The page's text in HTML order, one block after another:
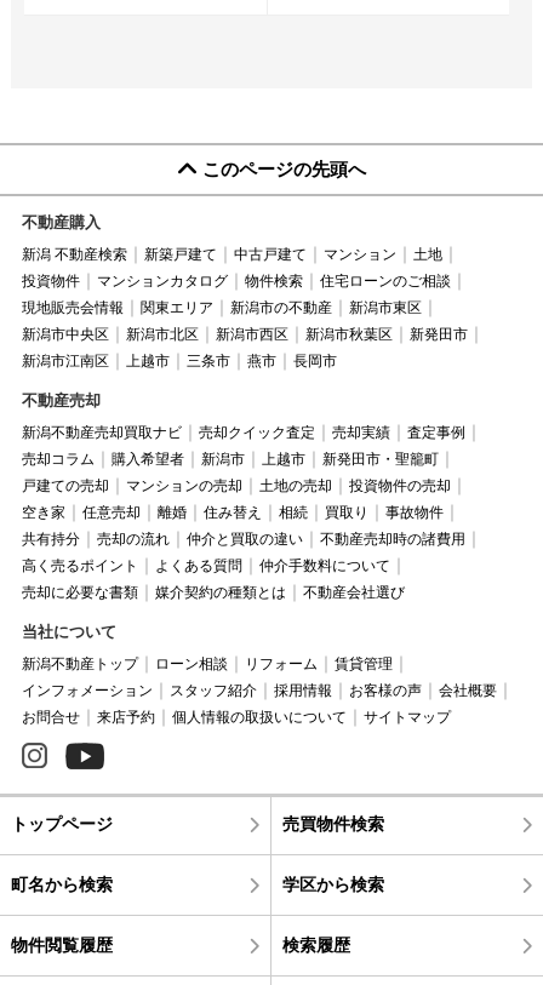
このページの先頭へ
不動産購入
新潟 不動産検索 新築戸建て 中古戸建て マンション
土地
投資物件
マンションカタログ 物件検索
住宅ローンのご相談
現地販売会情報
関東エリア 新潟市の不動産
新潟市東区
新潟市中央区
新潟市北区 新潟市西区 新潟市秋葉区
新発田市
新潟市江南区
上越市 三条市 燕市 長岡市
不動産売却
新潟不動産売却買取ナビ 売却クイック査定 売却実績
査定事例
売却コラム
購入希望者 新潟市 上越市
新発田市・聖籠町
戸建ての売却
マンションの売却 土地の売却
投資物件の売却
空き家
任意売却 離婚 住み替え 相続 買取り
事故物件
共有持分
売却の流れ 仲介と買取の違い
不動産売却時の諸費用
高く売るポイント
よくある質問
仲介手数料について
売却に必要な書類
媒介契約の種類とは 不動産会社選び
当社について
新潟不動産トップ ローン相談 リフォーム
賃貸管理
インフォメーション
スタッフ紹介 採用情報 お客様の声
会社概要
お問合せ
来店予約 個人情報の取扱いについて サイトマップ
トップページ 売買物件検索
町名から検索 学区から検索
物件閲覧履歴 検索履歴